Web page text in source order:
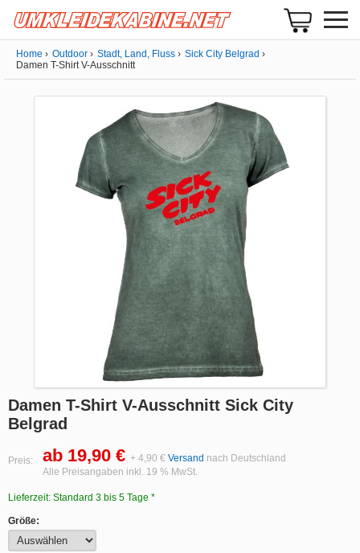
Home Outdoor Stadt, Land, Fluss
Sick City Belgrad
Damen T-Shirt V-Ausschnitt
Damen T-Shirt V-Ausschnitt Sick City
Belgrad
Preis: ab 19,90 € + 4,90 € Versand nach Deutschland
Alle Preisangaben inkl. 19 % MwSt.
Lieferzeit: Standard 3 bis 5 Tage *
Größe: